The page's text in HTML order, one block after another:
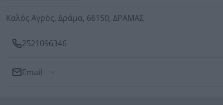
Καλός Αγρός, Δράμα, 66150, ΔΡΑΜΑΣ
2521096346
Email